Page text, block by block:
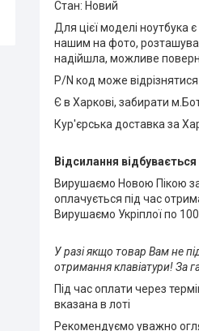
Стан: Новий
Для цієї моделі ноутбука
нашим на фото,
надійшла, можливе
P/N код може
Є в Харкові, забирати
Кур'єрська доставка за
Відсилання
Вирушаємо Новою Пікою
оплачується під час
Вирушаємо Укріплої по
У разі якщо товар Вам не
отримання клавіатури! За
Під час оплати через
вказана в лоті
Рекомендуємо уважно